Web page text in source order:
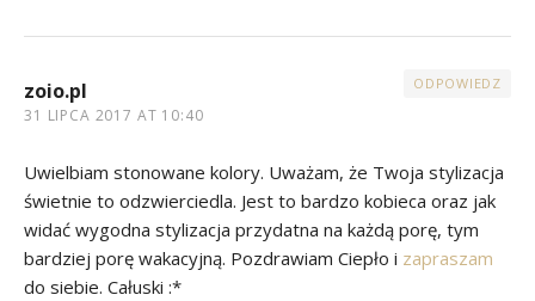
zoio.pl
31 LIPCA 2017 AT 10:40
ODPOWIEDZ
Uwielbiam stonowane kolory. Uważam, że Twoja stylizacja
świetnie to odzwierciedla. Jest to bardzo kobieca oraz jak
widać wygodna stylizacja przydatna na każdą porę, tym
bardziej porę wakacyjną. Pozdrawiam Ciepło i zapraszam
do siebie. Całuski :*